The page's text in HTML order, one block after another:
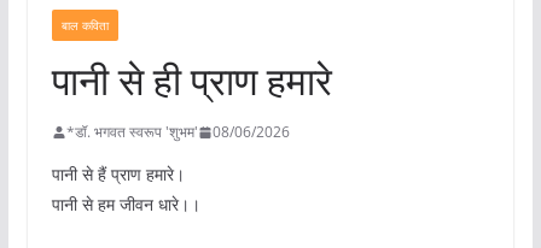
बाल कविता
पानी से ही प्राण हमारे
*डॉ. भगवत स्वरूप 'शुभम' 08/06/2026
पानी से हैं प्राण हमारे।
पानी से हम जीवन धारे।।